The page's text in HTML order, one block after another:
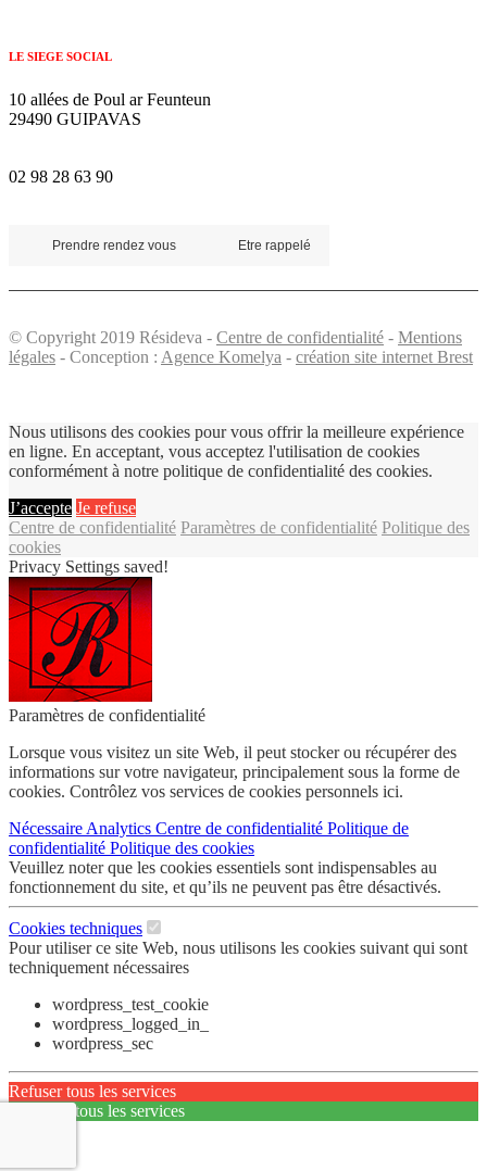
LE SIEGE SOCIAL
10 allées de Poul ar Feunteun
29490 GUIPAVAS
02 98 28 63 90
Prendre rendez vous Etre rappelé
© Copyright 2019 Résideva - Centre de confidentialité - Mentions
légales - Conception : Agence Komelya - création site internet Brest
Nous utilisons des cookies pour vous offrir la meilleure expérience
en ligne. En acceptant, vous acceptez l'utilisation de cookies
conformément à notre politique de confidentialité des cookies.
J’accepte Je refuse
Centre de confidentialité Paramètres de confidentialité Politique des
cookies
Privacy Settings saved!
Paramètres de confidentialité
Lorsque vous visitez un site Web, il peut stocker ou récupérer des
informations sur votre navigateur, principalement sous la forme de
cookies. Contrôlez vos services de cookies personnels ici.
NécessaireAnalytics Centre de confidentialité Politique de
confidentialité Politique des cookies
Veuillez noter que les cookies essentiels sont indispensables au
fonctionnement du site, et qu’ils ne peuvent pas être désactivés.
Cookies techniques
Pour utiliser ce site Web, nous utilisons les cookies suivant qui sont
techniquement nécessaires
wordpress_test_cookie
wordpress_logged_in_
wordpress_sec
Refuser tous les services
Accepter tous les services